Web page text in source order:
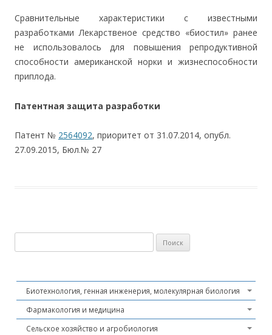
Сравнительные характеристики с известными
разработками Лекарственое средство «биостил» ранее
не использовалось для повышения репродуктивной
способности американской норки и жизнеспособности
приплода.
Патентная защита разработки
Патент № 2564092, приоритет от 31.07.2014, опубл.
27.09.2015, Бюл.№ 27
Биотехнология, генная инженерия, молекулярная биология
Фармакология и медицина
Сельское хозяйство и агробиология